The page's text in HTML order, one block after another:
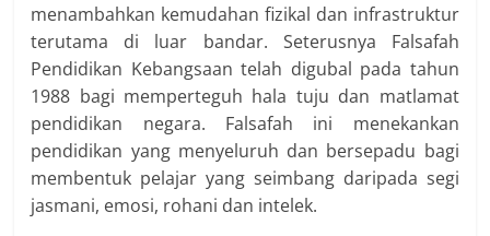
menambahkan kemudahan fizikal dan infrastruktur
terutama di luar bandar. Seterusnya Falsafah
Pendidikan Kebangsaan telah digubal pada tahun
1988 bagi memperteguh hala tuju dan matlamat
pendidikan negara. Falsafah ini menekankan
pendidikan yang menyeluruh dan bersepadu bagi
membentuk pelajar yang seimbang daripada segi
jasmani, emosi, rohani dan intelek.